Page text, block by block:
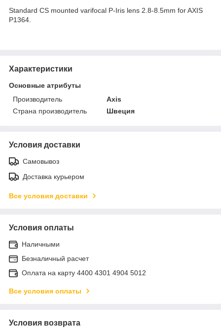
Standard CS mounted varifocal P-Iris lens 2.8-8.5mm for AXIS
P1364.
Характеристики
Основные атрибуты
Производитель
Axis
Страна производитель
Швеция
Условия доставки
Самовывоз
Доставка курьером
Все условия доставки
Условия оплаты
Наличными
Безналичный расчет
Оплата на карту 4400 4301 4904 5012
Все условия оплаты
Условия возврата